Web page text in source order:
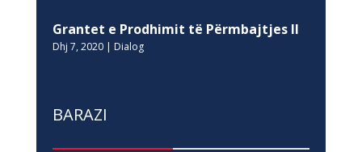
Grantet e Prodhimit të Përmbajtjes II
Dhj 7, 2020| Dialog
BARAZI